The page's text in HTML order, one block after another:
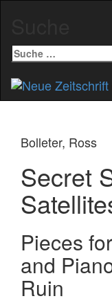
Suche
nach:
Bolleter, Ross
Secret
Pieces
and
Ruin